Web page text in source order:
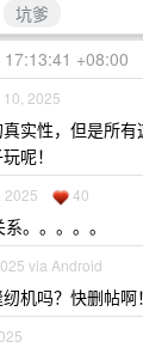
坑爹
+08:00
10, 2025
实性，但是所
呢！
2025 40
。。。。。
via Android
机吗？快删帖啊